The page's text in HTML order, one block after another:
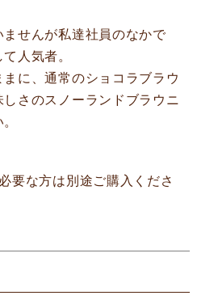
せんが私達社員のなかで
人気者。
に、通常のショコラブラウ
さのスノーランドブラウニ
要な方は別途ご購入くださ